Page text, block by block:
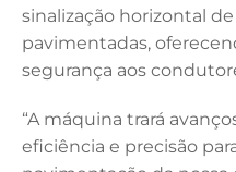
sinalização horizontal
pavimentadas,
segurança aos
“A máquina trará
eficiência e precisão